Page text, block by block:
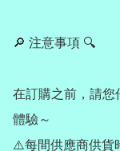
🔎 注意事項 🔍
在訂購之前，請您
體驗～
⚠️每間供應商供貨